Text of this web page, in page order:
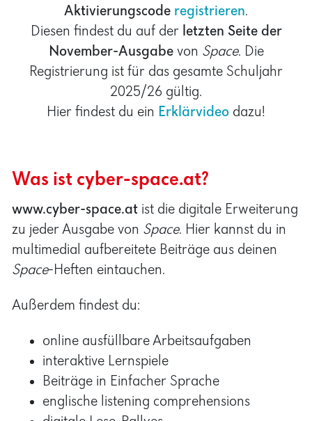
Aktivierungscode registrieren.
Diesen findest du auf der letzten Seite der
November-Ausgabevon Space. Die
Registrierung ist für das gesamte Schuljahr
2025/26 gültig.
Hier findest du ein Erklärvideo dazu!
Was ist cyber-space.at?
www.cyber-space.atist die digitale Erweiterung
zu jeder Ausgabe von Space. Hier kannst du in
multimedial aufbereitete Beiträge aus deinen
Space-Heften eintauchen.
Außerdem findest du:
online ausfüllbare Arbeitsaufgaben
interaktive Lernspiele
Beiträge in Einfacher Sprache
englische listening comprehensions